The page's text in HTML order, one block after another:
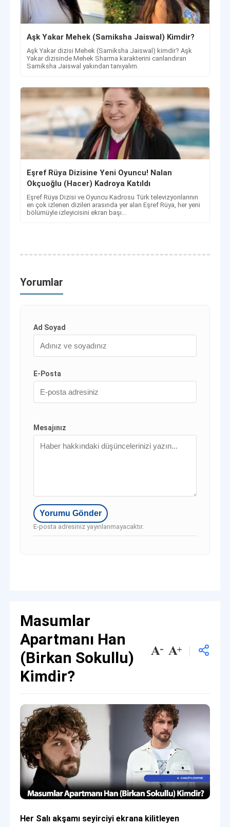
Aşk Yakar Mehek (Samiksha Jaiswal) Kimdir?
Aşk Yakar dizisi Mehek (Samiksha Jaiswal) kimdir? Aşk
Yakar dizisinde Mehek Sharma karakterini canlandıran
Samiksha Jaiswal yakından tanıyalım.
Eşref Rüya Dizisine Yeni Oyuncu! Nalan
Okçuoğlu (Hacer) Kadroya Katıldı
Eşref Rüya Dizisi ve Oyuncu Kadrosu Türk televizyonlarının
en çok izlenen dizileri arasında yer alan Eşref Rüya, her yeni
bölümüyle izleyicisini ekran başı...
Yorumlar
Ad Soyad
E-Posta
Mesajınız
E-posta adresiniz yayınlanmayacaktır.
Masumlar
Apartmanı Han
(Birkan Sokullu)
Kimdir?
Her Salı akşamı seyirciyi ekrana kilitleyen